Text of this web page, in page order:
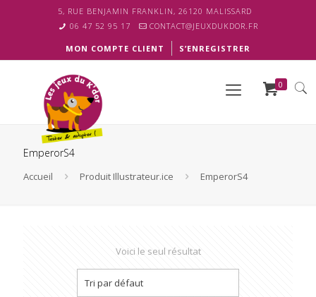
5, RUE BENJAMIN FRANKLIN, 26120 MALISSARD
06 47 52 95 17
CONTACT@JEUXDUKDOR.FR
MON COMPTE CLIENT S’ENREGISTRER
0
EmperorS4
Accueil Produit Illustrateur.ice EmperorS4
Voici le seul résultat